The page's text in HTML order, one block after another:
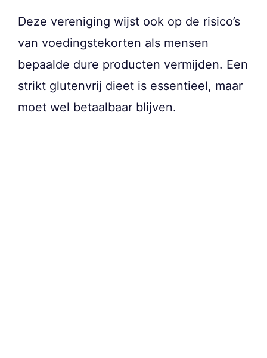
Deze vereniging wijst ook op de risico’s
van voedingstekorten als mensen
bepaalde dure producten vermijden. Een
strikt glutenvrij dieet is essentieel, maar
moet wel betaalbaar blijven.